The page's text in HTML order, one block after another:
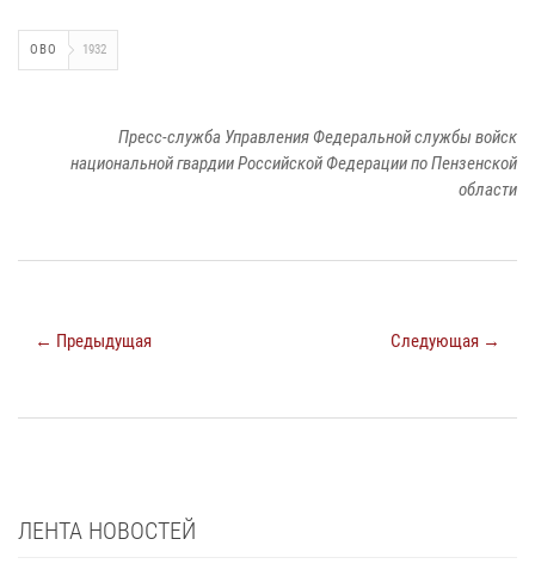
ОВО 1932
Пресс-служба Управления Федеральной службы войск
национальной гвардии Российской Федерации по Пензенской
области
← Предыдущая Следующая →
ЛЕНТА НОВОСТЕЙ